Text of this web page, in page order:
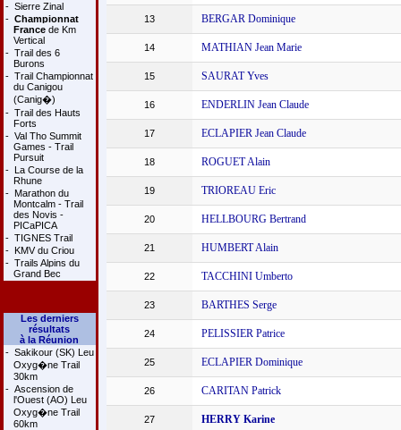
- Sierre Zinal
- Championnat
Francede Km
Vertical
- Trail des 6
Burons
- Trail Championnat
du Canigou
(Canig�)
- Trail des Hauts
Forts
- Val Tho Summit
Games - Trail
Pursuit
- La Course de la
Rhune
- Marathon du
Montcalm - Trail
des Novis -
PICaPICA
- TIGNES Trail
- KMV du Criou
- Trails Alpins du
Grand Bec
Les derniers
résultats
à la Réunion
- Sakikour (SK) Leu
Oxyg�ne Trail
30km
- Ascension de
l'Ouest (AO) Leu
Oxyg�ne Trail
60km
13 BERGAR Dominique
14 MATHIAN Jean Marie
15 SAURAT Yves
16 ENDERLIN Jean Claude
17 ECLAPIER Jean Claude
18 ROGUET Alain
19 TRIOREAU Eric
20 HELLBOURG Bertrand
21 HUMBERT Alain
22 TACCHINI Umberto
23 BARTHES Serge
24 PELISSIER Patrice
25 ECLAPIER Dominique
26 CARITAN Patrick
27 HERRY Karine